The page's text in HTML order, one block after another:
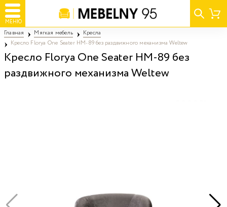
МЕНЮ
Главная Мягкая мебель
Кресла
Кресло Florya One Seater HM-89 без раздвижного механизма Weltew
Кресло Florya One Seater HM-89 без
раздвижного механизма Weltew